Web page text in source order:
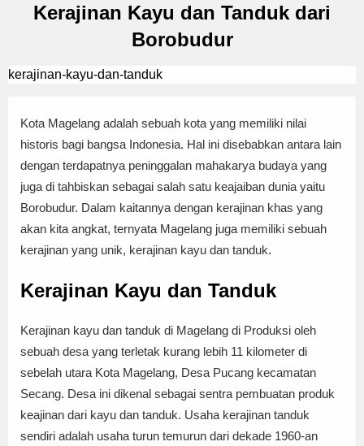
Kerajinan Kayu dan Tanduk dari
Borobudur
kerajinan-kayu-dan-tanduk
Kota Magelang adalah sebuah kota yang memiliki nilai
historis bagi bangsa Indonesia. Hal ini disebabkan antara lain
dengan terdapatnya peninggalan mahakarya budaya yang
juga di tahbiskan sebagai salah satu keajaiban dunia yaitu
Borobudur. Dalam kaitannya dengan kerajinan khas yang
akan kita angkat, ternyata Magelang juga memiliki sebuah
kerajinan yang unik, kerajinan kayu dan tanduk.
Kerajinan Kayu dan Tanduk
Kerajinan kayu dan tanduk di Magelang di Produksi oleh
sebuah desa yang terletak kurang lebih 11 kilometer di
sebelah utara Kota Magelang, Desa Pucang kecamatan
Secang. Desa ini dikenal sebagai sentra pembuatan produk
keajinan dari kayu dan tanduk. Usaha kerajinan tanduk
sendiri adalah usaha turun temurun dari dekade 1960-an